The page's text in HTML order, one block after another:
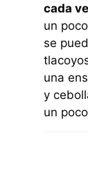
cada
un
se
una
y
un